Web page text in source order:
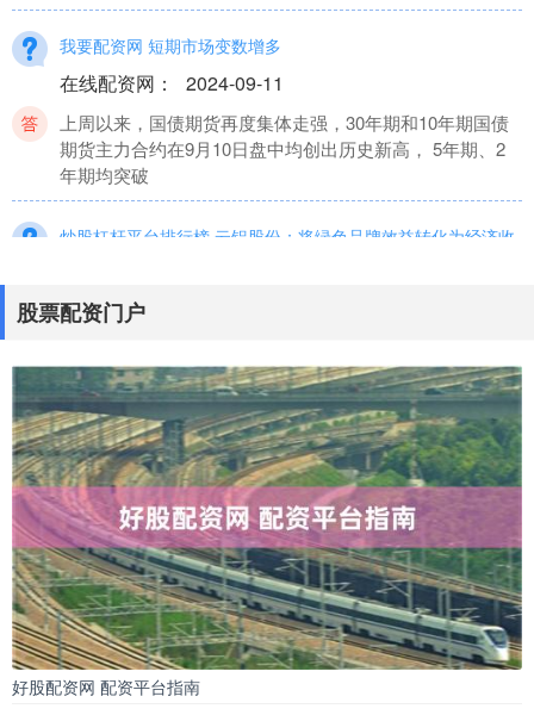
我要配资网 短期市场变数增多
在线配资网 ： 2024-09-11
上周以来，国债期货再度集体走强，30年期和10年期国债
期货主力合约在9月10日盘中均创出历史新高， 5年期、2
年期均突破
炒股杠杆平台排行榜 云铝股份：将绿色品牌效益转化为经济收
股票配资门户
会，与投资者进行交流。 《证券日报》记者注意到，投资
者较为关注铝
十倍杠杆炒股正规平台 8月6日证券之星午间消息汇总：8月以
来11家上市公司确定退市命运
股票配资门户： 2024-09-16
宏观要闻： 1、据证券时报网，证监会正就关于《证券公司
业务资格管理办法(征求意见稿)》及相关配套规则向行业征
求意见。征求
股票配资门户
好股配资网 配资平台指南